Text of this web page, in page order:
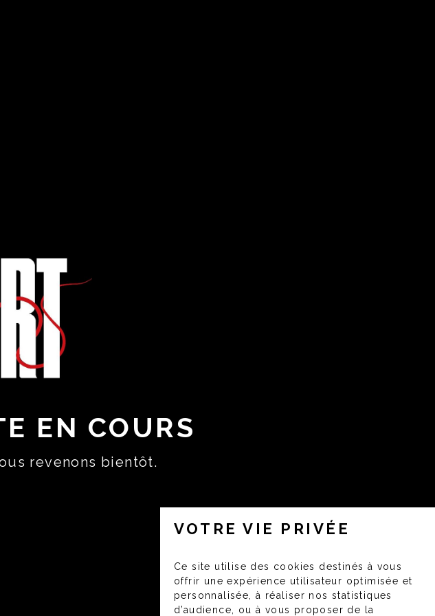
EN COURS
revenons bientôt.
VOTRE VIE PRIVÉE
Ce site utilise des cookies destinés à vous
offrir une expérience utilisateur optimisée et
personnalisée, à réaliser nos statistiques
d’audience, ou à vous proposer de la